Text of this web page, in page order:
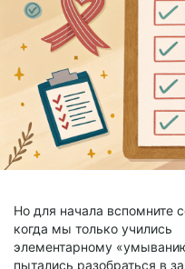
Но для начала вспомните
когда мы только учились
элементарному
пытались разобраться в